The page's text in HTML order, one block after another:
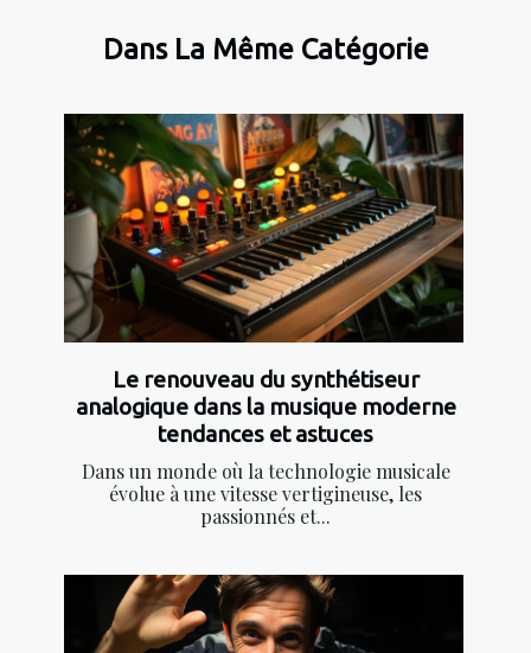
Dans La Même Catégorie
Le renouveau du synthétiseur
analogique dans la musique moderne
tendances et astuces
Dans un monde où la technologie musicale
évolue à une vitesse vertigineuse, les
passionnés et...